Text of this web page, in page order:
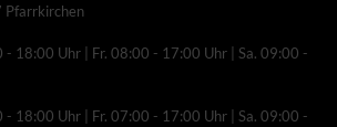
Pfarrkirchen
- 18:00 Uhr | Fr. 08:00 - 17:00 Uhr | Sa. 09:00 -
- 18:00 Uhr | Fr. 07:00 - 17:00 Uhr | Sa. 09:00 -